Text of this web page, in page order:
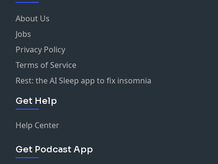
About Us
Jobs
Privacy Policy
Terms of Service
Rest: the AI Sleep app to fix insomnia
Get Help
Help Center
Get Podcast App